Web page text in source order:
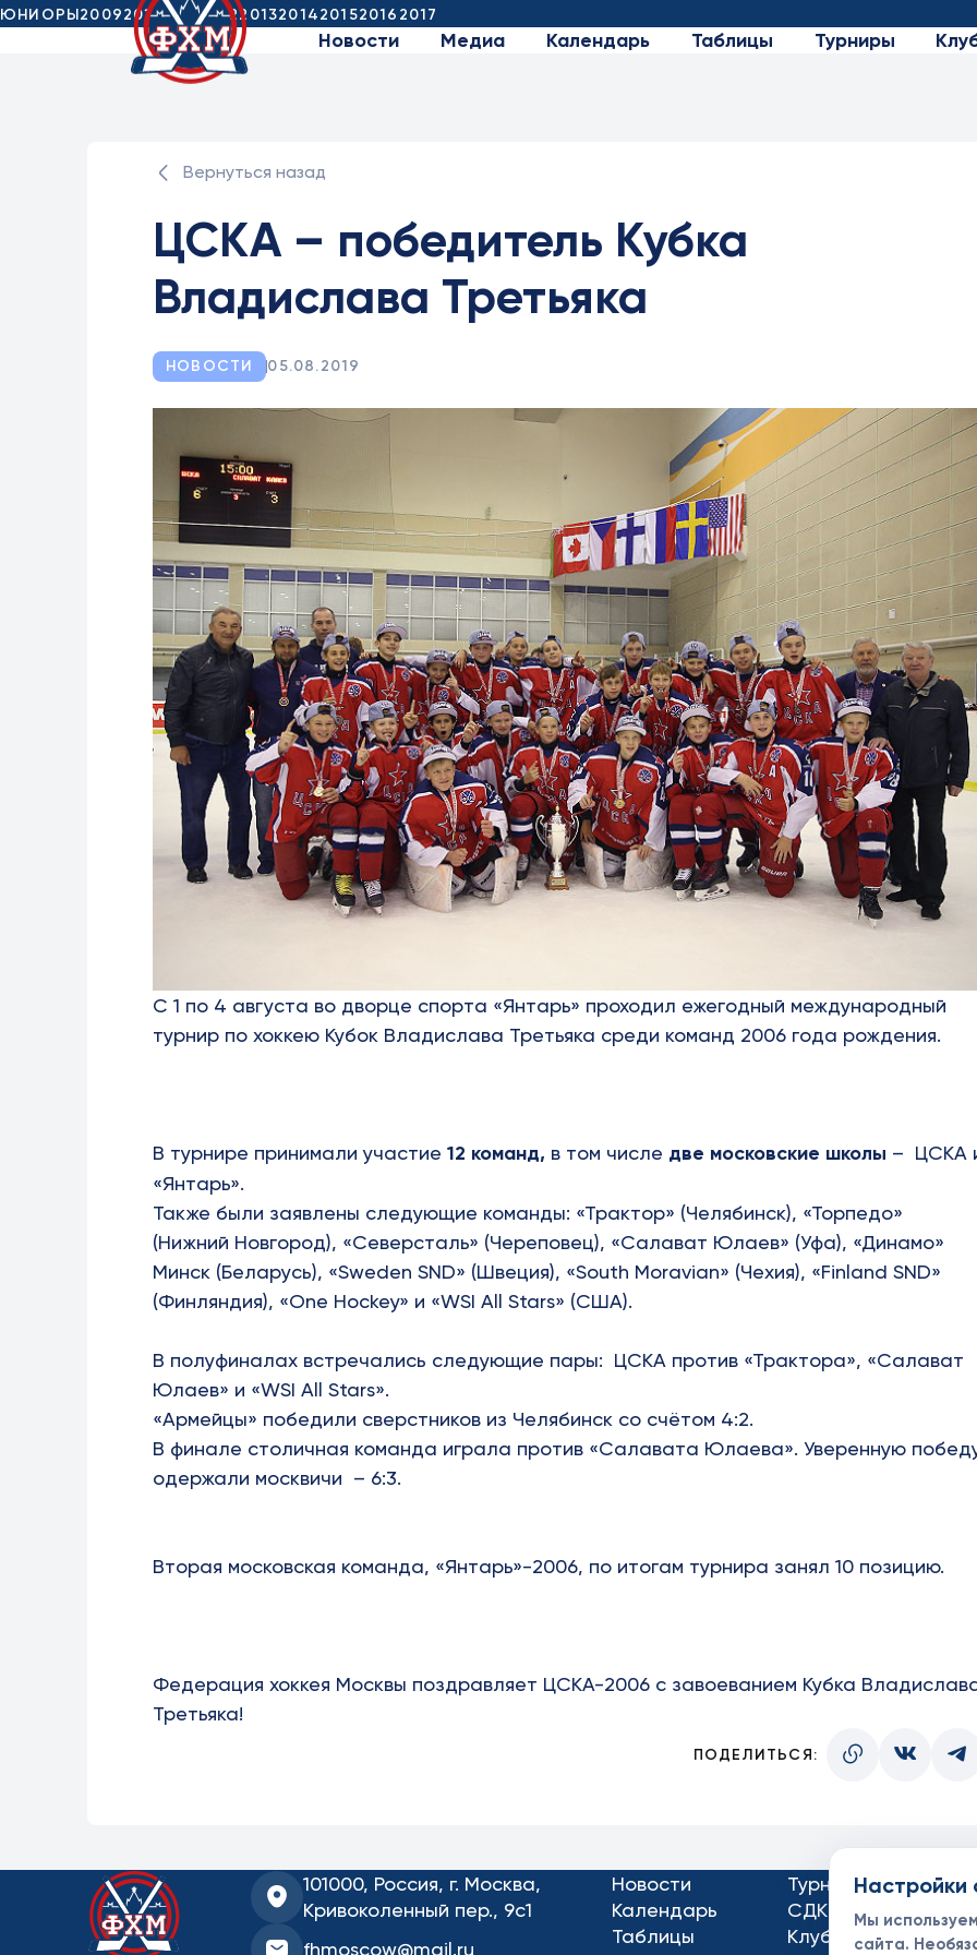
ЮНИОРЫ20092010201120122013201420152016 2017
Новости Медиа Календарь Таблицы Турниры
Вернуться назад
ЦСКА – победитель Кубка
Владислава Третьяка
НОВОСТИ 05.08.2019
С 1 по 4 августа во дворце спорта «Янтарь» проходил ежегодный международный
турнир по хоккею Кубок Владислава Третьяка среди команд 2006 года рождения.
В турнире принимали участие 12 команд, в том числе две московские школы – ЦСКА
«Янтарь».
Также были заявлены следующие команды: «Трактор» (Челябинск), «Торпедо»
(Нижний Новгород), «Северсталь» (Череповец), «Салават Юлаев» (Уфа), «Динамо»
Минск (Беларусь), «Sweden SND» (Швеция), «South Moravian» (Чехия), «Finland SND»
(Финляндия), «One Hockey» и «WSI All Stars» (США).
В полуфиналах встречались следующие пары: ЦСКА против «Трактора», «Салават
Юлаев» и «WSI All Stars».
«Армейцы» победили сверстников из Челябинск со счётом 4:2.
В финале столичная команда играла против «Салавата Юлаева». Уверенную
одержали москвичи – 6:3.
Вторая московская команда, «Янтарь»-2006, по итогам турнира занял 10 позицию.
Федерация хоккея Москвы поздравляет ЦСКА-2006 с завоеванием Кубка
Третьяка!
ПОДЕЛИТЬСЯ:
101000, Россия, г. Москва,
Кривоколенный пер., 9с1
fhmoscow@mail.ru
Новости
Календарь
Таблицы
Турниры
СДК
Клубы
Настройки
Мы
сайта.